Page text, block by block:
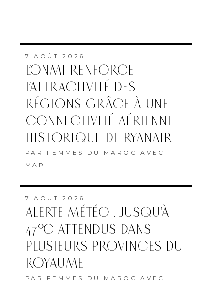
7 AOÛT 2026
L’ONMT RENFORCE
L’ATTRACTIVITÉ DES
RÉGIONS GRÂCE À UNE
CONNECTIVITÉ AÉRIENNE
HISTORIQUE DE RYANAIR
PAR FEMMES DU MAROC AVEC
MAP
7 AOÛT 2026
ALERTE MÉTÉO : JUSQU’À
47°C ATTENDUS DANS
PLUSIEURS PROVINCES DU
ROYAUME
PAR FEMMES DU MAROC AVEC